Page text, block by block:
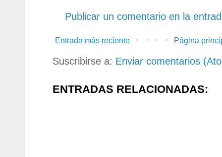
Publicar un comentario en la
Entrada más reciente Página
Suscribirse a: Enviar comentarios
ENTRADAS RELACIONADAS: